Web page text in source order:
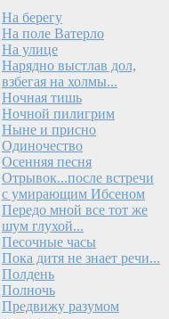
На берегу
На поле Ватерло
На улице
Нарядно выстлав дол,
взбегая на холмы...
Ночная тишь
Ночной пилигрим
Ныне и присно
Одиночество
Осенняя песня
Отрывок...после встречи
с умирающим Ибсеном
Передо мной все тот же
шум глухой...
Песочные часы
Пока дитя не знает речи...
Полдень
Полночь
Предвижу разумом